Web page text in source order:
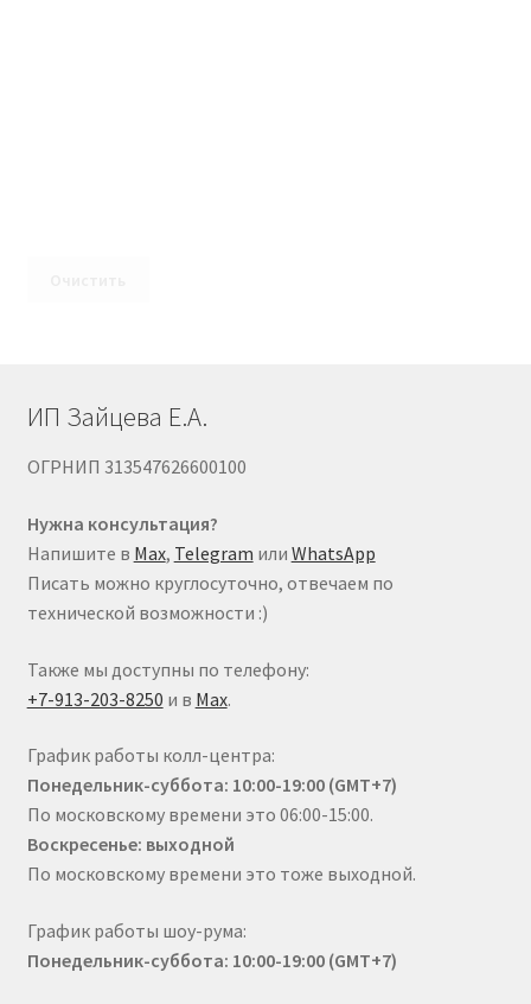
ИП Зайцева Е.А.
ОГРНИП 313547626600100
Нужна консультация?
Напишите в Max, Telegram или WhatsApp
Писать можно круглосуточно, отвечаем по
технической возможности :)
Также мы доступны по телефону:
+7-913-203-8250 и в Max.
График работы колл-центра:
Понедельник-суббота: 10:00-19:00 (GMT+7)
По московскому времени это 06:00-15:00.
Воскресенье: выходной
По московскому времени это тоже выходной.
График работы шоу-рума:
Понедельник-суббота: 10:00-19:00 (GMT+7)